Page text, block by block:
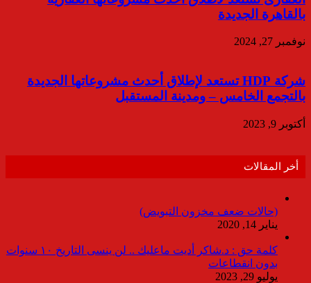
بالقاهرة الجديدة
نوفمبر 27, 2024
شركة HDP تستعد لإطلاق أحدث مشروعاتها الجديدة
بالتجمع الخامس – ومدينة المستقبل
أكتوبر 9, 2023
أخر المقالات
(حالات ضعف مخزون التبويض)
يناير 14, 2020
كلمة حق : د.شاكر أديت ماعليك .. لن ينسى التاريخ ١٠ سنوات
بدون انقطاعات
يوليو 29, 2023